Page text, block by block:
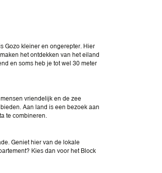
Gozo kleiner en ongerepter. Hier
het ontdekken van het eiland
en soms heb je tot wel 30 meter
vriendelijk en de zee
Aan land is een bezoek aan
te combineren.
Geniet hier van de lokale
Kies dan voor het Block